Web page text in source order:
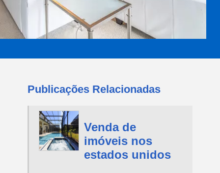
Publicações Relacionadas
Venda de
imóveis nos
estados unidos